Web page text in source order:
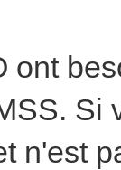
ont
Si
n'est